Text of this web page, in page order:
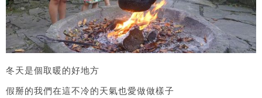
冬天是個取暖的好地方
假掰的我們在這不冷的天氣也愛做做樣子